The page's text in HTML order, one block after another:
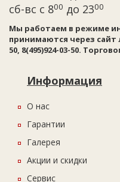
сб-вс с 800 до 2300
Мы работаем в режиме
принимаются через сайт
50, 8(495)924-03-50.
Информация
О нас
Гарантии
Галерея
Акции и скидки
Сервис